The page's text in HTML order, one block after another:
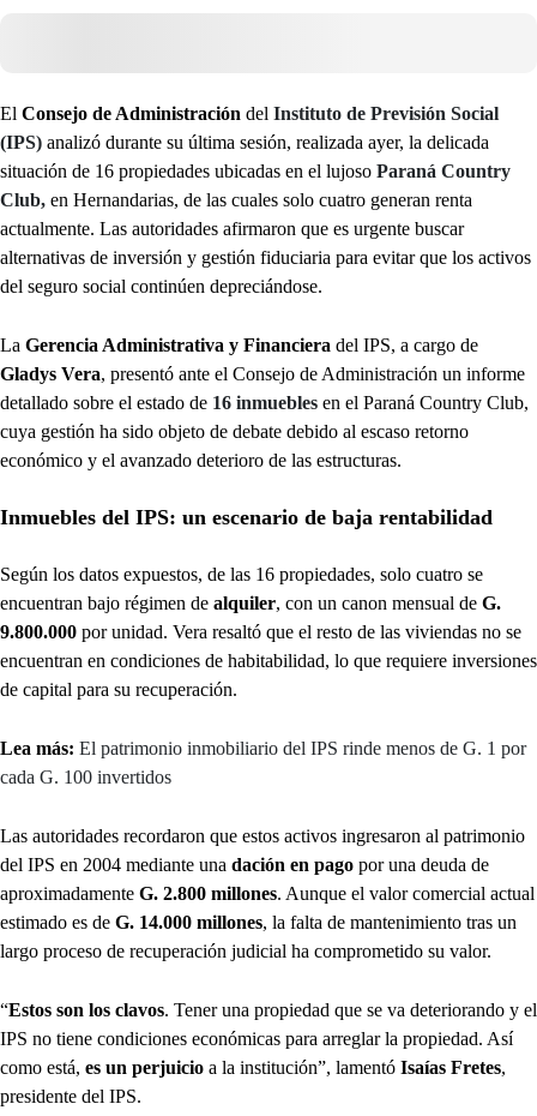
El Consejo de Administración del Instituto de Previsión Social
(IPS) analizó durante su última sesión, realizada ayer, la delicada
situación de 16 propiedades ubicadas en el lujoso Paraná Country
Club, en Hernandarias, de las cuales solo cuatro generan renta
actualmente. Las autoridades afirmaron que es urgente buscar
alternativas de inversión y gestión fiduciaria para evitar que los activos
del seguro social continúen depreciándose.
La Gerencia Administrativa y Financiera del IPS, a cargo de
Gladys Vera, presentó ante el Consejo de Administración un informe
detallado sobre el estado de 16 inmuebles en el Paraná Country Club,
cuya gestión ha sido objeto de debate debido al escaso retorno
económico y el avanzado deterioro de las estructuras.
Inmuebles del IPS: un escenario de baja rentabilidad
Según los datos expuestos, de las 16 propiedades, solo cuatro se
encuentran bajo régimen de alquiler, con un canon mensual de G.
9.800.000 por unidad. Vera resaltó que el resto de las viviendas no se
encuentran en condiciones de habitabilidad, lo que requiere inversiones
de capital para su recuperación.
Lea más: El patrimonio inmobiliario del IPS rinde menos de G. 1 por
cada G. 100 invertidos
Las autoridades recordaron que estos activos ingresaron al patrimonio
del IPS en 2004 mediante una dación en pago por una deuda de
aproximadamente G. 2.800 millones. Aunque el valor comercial actual
estimado es de G. 14.000 millones, la falta de mantenimiento tras un
largo proceso de recuperación judicial ha comprometido su valor.
“Estos son los clavos. Tener una propiedad que se va deteriorando y el
IPS no tiene condiciones económicas para arreglar la propiedad. Así
como está, es un perjuicio a la institución”, lamentó Isaías Fretes,
presidente del IPS.